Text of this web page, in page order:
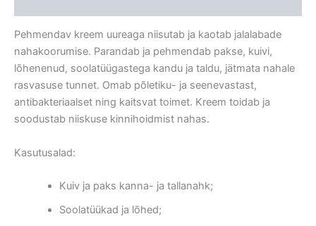
Pehmendav kreem uureaga niisutab ja kaotab jalalabade
nahakoorumise. Parandab ja pehmendab pakse, kuivi,
lõhenenud, soolatüügastega kandu ja taldu, jätmata nahale
rasvasuse tunnet. Omab põletiku- ja seenevastast,
antibakteriaalset ning kaitsvat toimet. Kreem toidab ja
soodustab niiskuse kinnihoidmist nahas.
Kasutusalad:
Kuiv ja paks kanna- ja tallanahk;
Soolatüükad ja lõhed;